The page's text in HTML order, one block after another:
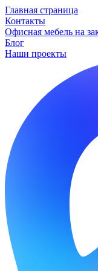
Главная страница
Контакты
Офисная мебель на
Блог
Наши проекты